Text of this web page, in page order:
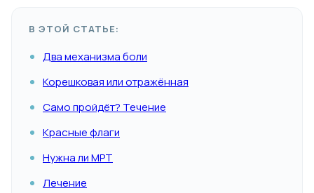
В ЭТОЙ СТАТЬЕ:
Два механизма боли
Корешковая или отражённая
Само пройдёт? Течение
Красные флаги
Нужна ли МРТ
Лечение